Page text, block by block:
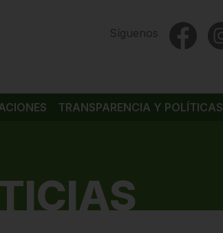
Síguenos
TRANSPARENCIA Y POLÍTICAS